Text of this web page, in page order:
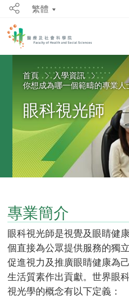
Share繁體
首頁
入學資訊
你想成為哪一個範疇的專業
眼科視光師
專業簡介
眼科視光師是視覺及眼睛健
個直接為公眾提供服務的獨
促進視力及推廣眼睛健康為
生活質素作出貢獻。世界眼
視光學的概念有以下定義：